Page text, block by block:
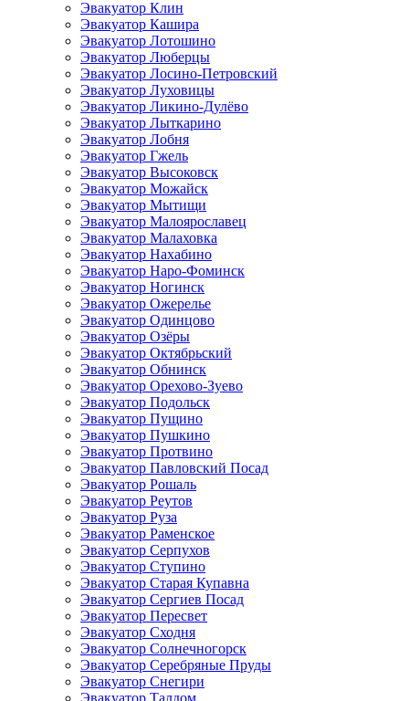
Эвакуатор Клин
Эвакуатор Кашира
Эвакуатор Лотошино
Эвакуатор Люберцы
Эвакуатор Лосино-Петровский
Эвакуатор Луховицы
Эвакуатор Ликино-Дулёво
Эвакуатор Лыткарино
Эвакуатор Лобня
Эвакуатор Гжель
Эвакуатор Высоковск
Эвакуатор Можайск
Эвакуатор Мытищи
Эвакуатор Малоярославец
Эвакуатор Малаховка
Эвакуатор Нахабино
Эвакуатор Наро-Фоминск
Эвакуатор Ногинск
Эвакуатор Ожерелье
Эвакуатор Одинцово
Эвакуатор Озёры
Эвакуатор Октябрьский
Эвакуатор Обнинск
Эвакуатор Орехово-Зуево
Эвакуатор Подольск
Эвакуатор Пущино
Эвакуатор Пушкино
Эвакуатор Протвино
Эвакуатор Павловский Посад
Эвакуатор Рошаль
Эвакуатор Реутов
Эвакуатор Руза
Эвакуатор Раменское
Эвакуатор Серпухов
Эвакуатор Ступино
Эвакуатор Старая Купавна
Эвакуатор Сергиев Посад
Эвакуатор Пересвет
Эвакуатор Сходня
Эвакуатор Солнечногорск
Эвакуатор Серебряные Пруды
Эвакуатор Снегири